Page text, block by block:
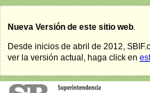
Nueva Versión de este sitio web.
Desde inicios de abril de 2012,
ver la versión actual, haga click en